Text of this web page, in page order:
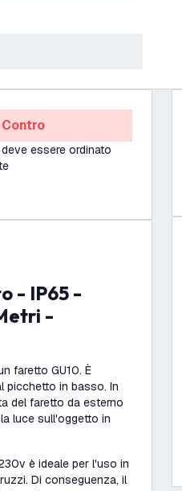
Contro
essere ordinato
-
faretto GU10. È
picchetto in basso. In
del faretto da esterno
luce sull'oggetto in
è ideale per l'uso in
Di conseguenza, il